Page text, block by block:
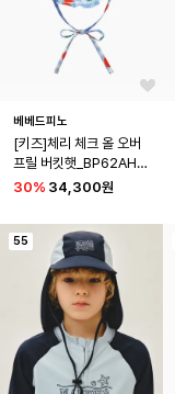
베베드피노
[키즈]체리 체크 올 오버
프릴 버킷햇_BP62AH4
65
30% 34,300원
55